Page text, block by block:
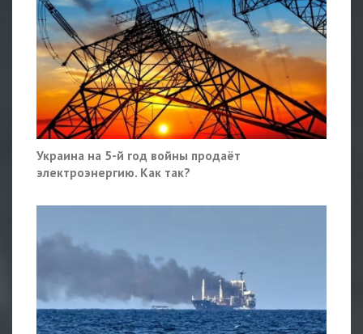
Украина на 5-й год войны продаёт
электроэнергию. Как так?